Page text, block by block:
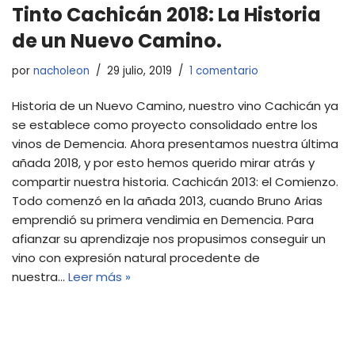
Tinto Cachicán 2018: La Historia
de un Nuevo Camino.
por nacholeon 29 julio, 2019 1 comentario
Historia de un Nuevo Camino, nuestro vino Cachicán ya
se establece como proyecto consolidado entre los
vinos de Demencia. Ahora presentamos nuestra última
añada 2018, y por esto hemos querido mirar atrás y
compartir nuestra historia. Cachicán 2013: el Comienzo.
Todo comenzó en la añada 2013, cuando Bruno Arias
emprendió su primera vendimia en Demencia. Para
afianzar su aprendizaje nos propusimos conseguir un
vino con expresión natural procedente de
nuestra… Leer más »